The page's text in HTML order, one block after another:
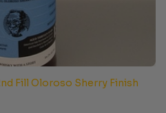
Fill Oloroso Sherry Finish